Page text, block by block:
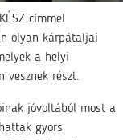
címmel
olyan kárpátaljai
a helyi
vesznek részt.
jóvoltából most a
gyors